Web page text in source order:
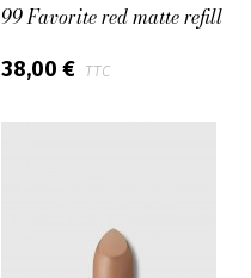
99 Favorite red matte refill
38,00 € TTC